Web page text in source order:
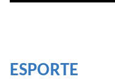
ESPORTE